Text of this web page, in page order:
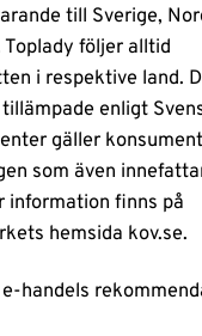
till Sverige,
Toplady följer alltid
i respektive land.
enligt
gäller
som även
information finns på
hemsida kov.se.
handels